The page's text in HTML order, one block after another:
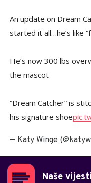
An update on Dream
started it all…he’s like
He’s now 300 lbs
the mascot
“Dream Catcher” is
his signature shoe
— Katy Winge
Naše